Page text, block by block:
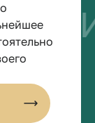
университет